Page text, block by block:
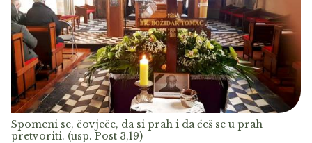
Spomeni se, čovječe, da si prah i da ćeš se u prah
pretvoriti. (usp. Post 3,19)